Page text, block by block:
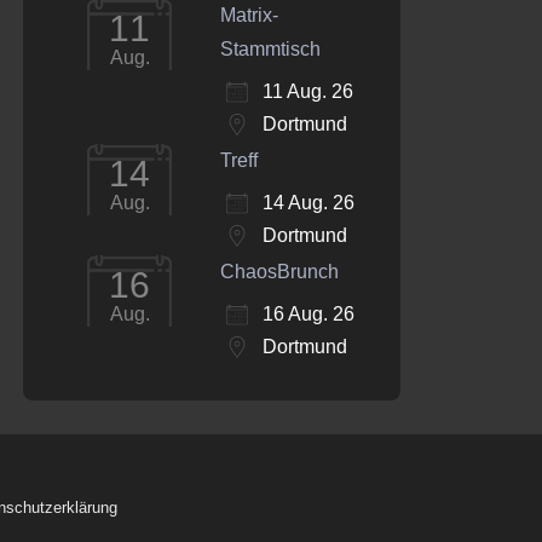
11
Aug.
Matrix-
Stammtisch
11 Aug. 26
Dortmund
14
Aug.
Treff
14 Aug. 26
Dortmund
16
Aug.
ChaosBrunch
16 Aug. 26
Dortmund